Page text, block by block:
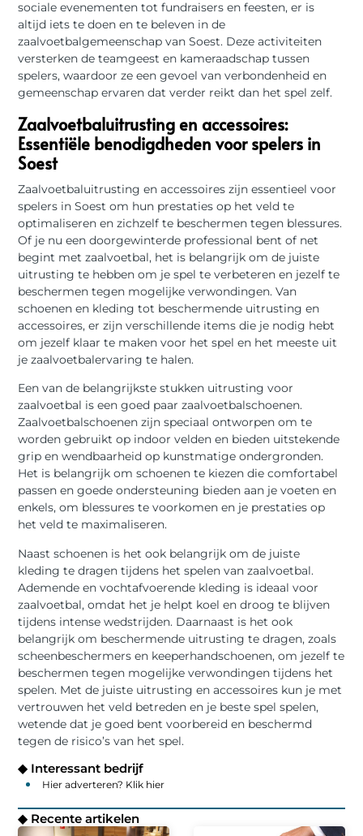
sociale evenementen tot fundraisers en feesten, er is
altijd iets te doen en te beleven in de
zaalvoetbalgemeenschap van Soest. Deze activiteiten
versterken de teamgeest en kameraadschap tussen
spelers, waardoor ze een gevoel van verbondenheid en
gemeenschap ervaren dat verder reikt dan het spel zelf.
Zaalvoetbaluitrusting en accessoires:
Essentiële benodigdheden voor spelers in
Soest
Zaalvoetbaluitrusting en accessoires zijn essentieel voor
spelers in Soest om hun prestaties op het veld te
optimaliseren en zichzelf te beschermen tegen blessures.
Of je nu een doorgewinterde professional bent of net
begint met zaalvoetbal, het is belangrijk om de juiste
uitrusting te hebben om je spel te verbeteren en jezelf te
beschermen tegen mogelijke verwondingen. Van
schoenen en kleding tot beschermende uitrusting en
accessoires, er zijn verschillende items die je nodig hebt
om jezelf klaar te maken voor het spel en het meeste uit
je zaalvoetbalervaring te halen.
Een van de belangrijkste stukken uitrusting voor
zaalvoetbal is een goed paar zaalvoetbalschoenen.
Zaalvoetbalschoenen zijn speciaal ontworpen om te
worden gebruikt op indoor velden en bieden uitstekende
grip en wendbaarheid op kunstmatige ondergronden.
Het is belangrijk om schoenen te kiezen die comfortabel
passen en goede ondersteuning bieden aan je voeten en
enkels, om blessures te voorkomen en je prestaties op
het veld te maximaliseren.
Naast schoenen is het ook belangrijk om de juiste
kleding te dragen tijdens het spelen van zaalvoetbal.
Ademende en vochtafvoerende kleding is ideaal voor
zaalvoetbal, omdat het je helpt koel en droog te blijven
tijdens intense wedstrijden. Daarnaast is het ook
belangrijk om beschermende uitrusting te dragen, zoals
scheenbeschermers en keeperhandschoenen, om jezelf te
beschermen tegen mogelijke verwondingen tijdens het
spelen. Met de juiste uitrusting en accessoires kun je met
vertrouwen het veld betreden en je beste spel spelen,
wetende dat je goed bent voorbereid en beschermd
tegen de risico’s van het spel.
◆ Interessant bedrijf
Hier adverteren? Klik hier
◆ Recente artikelen